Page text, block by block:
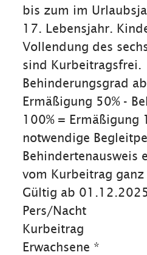
bis zum im
17. Lebensjahr.
Vollendung des
sind Kurbeitragsfrei.
Behinderungsgrad
Ermäßigung 50% -
100% = Ermäßigung
notwendige
Behindertenausweis
vom Kurbeitrag
Gültig ab
Pers/Nacht
Kurbeitrag
Erwachsene